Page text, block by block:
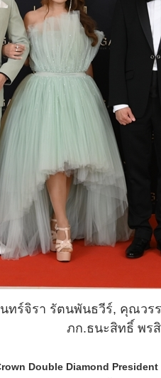
ทร์จิรา รัตนพันธวีร์, คุณว
ภก.ธนะสิทธิ์ พร
Double Diamond President